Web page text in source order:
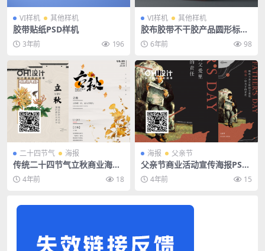
VI样机 其他样机
胶带贴纸PSD样机
3年前 196
VI样机 其他样机
胶布胶带不干胶产品圆形标签
贴纸VI样机贴图效果图展示PS
设计素材
6年前 98
二十四节气 海报
传统二十四节气立秋商业海报
插画宣传PSD素材模板
4年前 18
海报 父亲节
父亲节商业活动宣传海报PSD
素材模板
4年前 15